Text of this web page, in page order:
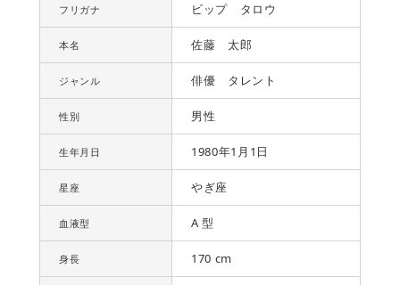
フリガナ ビップ タロウ
本名 佐藤 太郎
ジャンル 俳優 タレント
性別 男性
生年月日 1980年1月1日
星座 やぎ座
血液型 A 型
身長 170 cm